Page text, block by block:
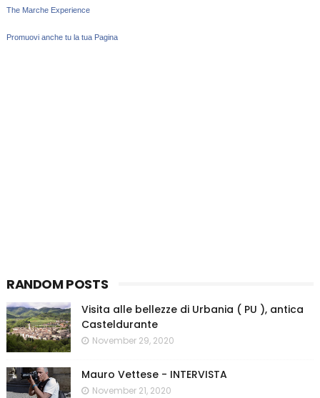
The Marche Experience
Promuovi anche tu la tua Pagina
RANDOM POSTS
Visita alle bellezze di Urbania ( PU ), antica
Casteldurante
November 29, 2020
Mauro Vettese - INTERVISTA
November 21, 2020